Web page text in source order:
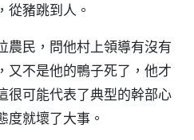
從豬跳到人。
農民，問他村上領導有沒有
又不是他的鴨子死了，他才
很可能代表了典型的幹部心
度就壞了大事。